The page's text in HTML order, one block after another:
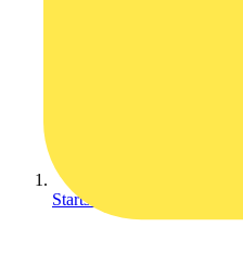
Startseite